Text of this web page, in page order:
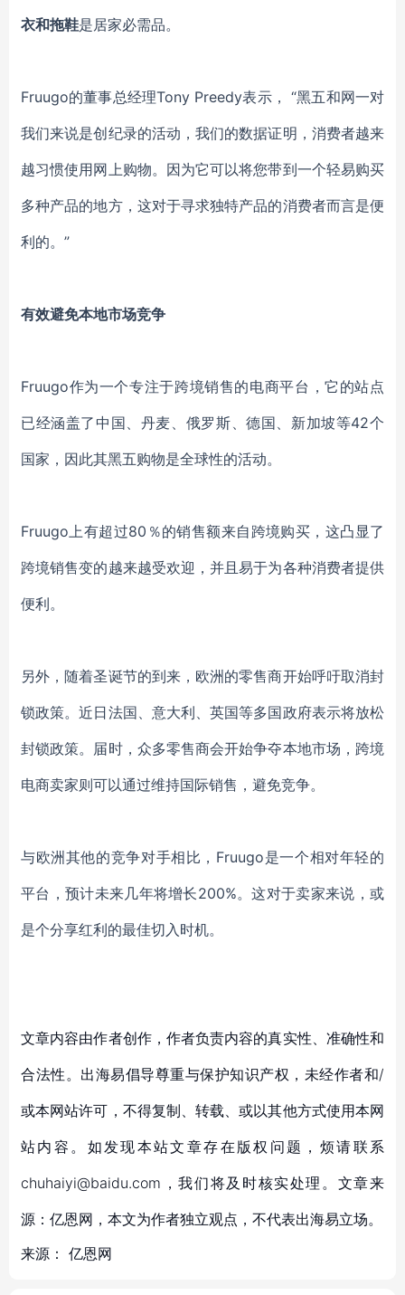
衣和拖鞋是居家必需品。
Fruugo的董事总经理Tony Preedy表示， “黑五和网一对
我们来说是创纪录的活动，我们的数据证明，消费者越来
越习惯使用网上购物。因为它可以将您带到一个轻易购买
多种产品的地方，这对于寻求独特产品的消费者而言是便
利的。”
有效避免本地市场竞争
Fruugo作为一个专注于跨境销售的电商平台，它的站点
已经涵盖了中国、丹麦、俄罗斯、德国、新加坡等42个
国家，因此其黑五购物是全球性的活动。
Fruugo上有超过80％的销售额来自跨境购买，这凸显了
跨境销售变的越来越受欢迎，并且易于为各种消费者提供
便利。
另外，随着圣诞节的到来，欧洲的零售商开始呼吁取消封
锁政策。近日法国、意大利、英国等多国政府表示将放松
封锁政策。届时，众多零售商会开始争夺本地市场，跨境
电商卖家则可以通过维持国际销售，避免竞争。
与欧洲其他的竞争对手相比，Fruugo是一个相对年轻的
平台，预计未来几年将增长200%。这对于卖家来说，或
是个分享红利的最佳切入时机。
文章内容由作者创作，作者负责内容的真实性、准确性和
合法性。出海易倡导尊重与保护知识产权，未经作者和/
或本网站许可，不得复制、转载、或以其他方式使用本网
站内容。如发现本站文章存在版权问题，烦请联系
chuhaiyi@baidu.com，我们将及时核实处理。文章来
源：亿恩网，本文为作者独立观点，不代表出海易立场。
来源： 亿恩网